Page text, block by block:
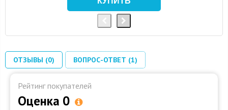
ОТЗЫВЫ (0) ВОПРОС-ОТВЕТ (1)
Рейтинг покупателей
Оценка 0